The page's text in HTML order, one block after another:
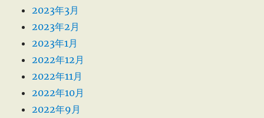
2023年3月
2023年2月
2023年1月
2022年12月
2022年11月
2022年10月
2022年9月